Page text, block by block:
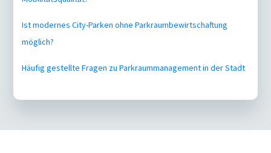
Ist modernes City-Parken ohne Parkraumbewirtschaftung
möglich?
Häufig gestellte Fragen zu Parkraummanagement in der Stadt